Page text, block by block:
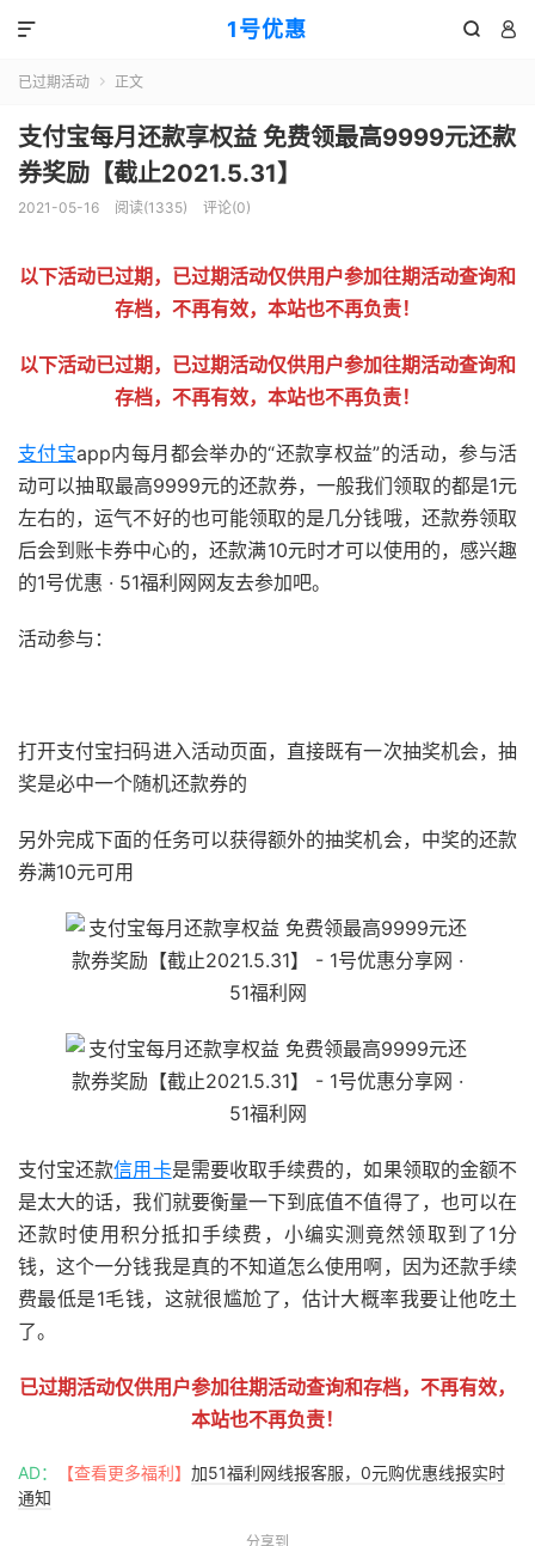
1号优惠  

已过期活动  正文
支付宝每月还款享权益 免费领最高9999元还款
券奖励【截止2021.5.31】
2021-05-16 阅读(1335) 评论(0)
以下活动已过期，已过期活动仅供用户参加往期活动查询和
存档，不再有效，本站也不再负责！
以下活动已过期，已过期活动仅供用户参加往期活动查询和
存档，不再有效，本站也不再负责！
支付宝app内每月都会举办的“还款享权益”的活动，参与活
动可以抽取最高9999元的还款券，一般我们领取的都是1元
左右的，运气不好的也可能领取的是几分钱哦，还款券领取
后会到账卡券中心的，还款满10元时才可以使用的，感兴趣
的1号优惠 · 51福利网网友去参加吧。
活动参与：
打开支付宝扫码进入活动页面，直接既有一次抽奖机会，抽
奖是必中一个随机还款券的
另外完成下面的任务可以获得额外的抽奖机会，中奖的还款
券满10元可用
支付宝还款信用卡是需要收取手续费的，如果领取的金额不
是太大的话，我们就要衡量一下到底值不值得了，也可以在
还款时使用积分抵扣手续费，小编实测竟然领取到了1分
钱，这个一分钱我是真的不知道怎么使用啊，因为还款手续
费最低是1毛钱，这就很尴尬了，估计大概率我要让他吃土
了。
已过期活动仅供用户参加往期活动查询和存档，不再有效，
本站也不再负责！
AD： 【查看更多福利】 加51福利网线报客服，0元购优惠线报实时
通知
分享到